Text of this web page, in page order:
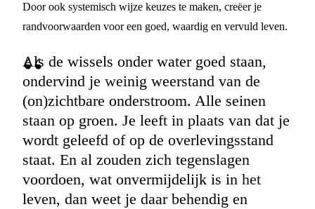
Door ook systemisch wijze keuzes te maken, creëer je
randvoorwaarden voor een goed, waardig en vervuld leven.
Als de wissels onder water goed staan,
ondervind je weinig weerstand van de
(on)zichtbare onderstroom. Alle seinen
staan op groen. Je leeft in plaats van dat je
wordt geleefd of op de overlevingsstand
staat. En al zouden zich tegenslagen
voordoen, wat onvermijdelijk is in het
leven, dan weet je daar behendig en